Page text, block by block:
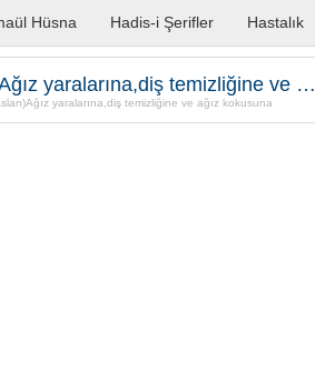
Hüsna Hadis-i Şerifler Hastalık
Doğal diş macunu (Şems Aslan)Ağız yaralarına,diş temizliğine ve ağız kokusuna
yaralarına,diş temizliğine ve ağız kokusuna